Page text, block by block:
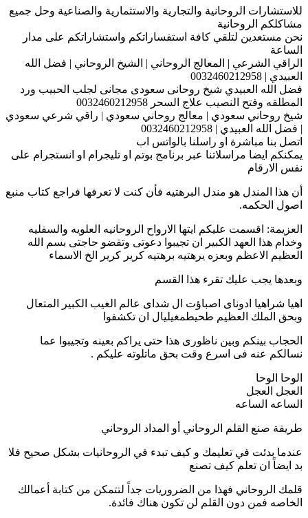
للاستشارات الروحانية والتجارية والاستثمارية والصناعية وحل جميع
مشاكلكم الروحانية
نحن مستعدين لتلقي كافة استفساراتكم واستشاراتكم على مدار
الساعة
الراقي الشرعي | المعالج الروحاني | الشيخ الروحاني | فضل الله
العبيدي | 0032460212958
فضل الله العبيدي شيخ روحانى سعودى مجانى لجلب الحبيب ورد
المطلقه وفتح النصيب علاج السحر 0032460212958
شيخ روحاني سعودي | معالج روحاني سعودي | راقي شرعي سعودي
| فضل الله العبيدي | 0032460212958
اتصل بنا مباشرة او راسلنا بالواتس اب
يمكنكم ايضا مراسلاتنا عبر برنامج بوتم او تليجرام او انستجرام على
نفس الارقام
أن هذا المندل هو مندل البرهتيه فأن كنت لا تعرفها فراجع كتاب منبع
اصول الحكمه.
العزيمة: اقسمت عليكم ايتها الارواح الروحانيه العلويه والسفليه
وخدام هذا العهد الكبير ان تجيبوا دعوتى وتقضو حاجتى بسم الله
العظيم الاعظم وبعزه يرهتيه برهتيه كرير كرير الخ الاسماء
وبعدها يجب عليك تقرء هذا القسم
اهيا شراهيا ادوناى اصباؤت ال شداى عالم الغيب الكبير المتعال
وبحق الملك العظيم طحيطمغيليال ان تكشفوا
الحجاب بينكم وبين ناظورى هذا حتى يراكم بعينه وتجيبوا عما
نسالكم عنه فى اسرع وقت بحق ماتلوته عليكم .
الوحا الوحا
العجل العجل
الساعه الساعه
طريقة صنع القلم الروحاني أو المداد الروحاني
عندما بدئت في تعليمك و كيف تبدء في الروحانيات بشكل صحيح فلا
بد ايضاً ان تعلم كيف تصنع
قلمك الروحاني فهذا من الضروريات جداً لتتمكن من كتابة أعمالك
الخاصه فمن دون القلم لن تكون هناك فائدة.